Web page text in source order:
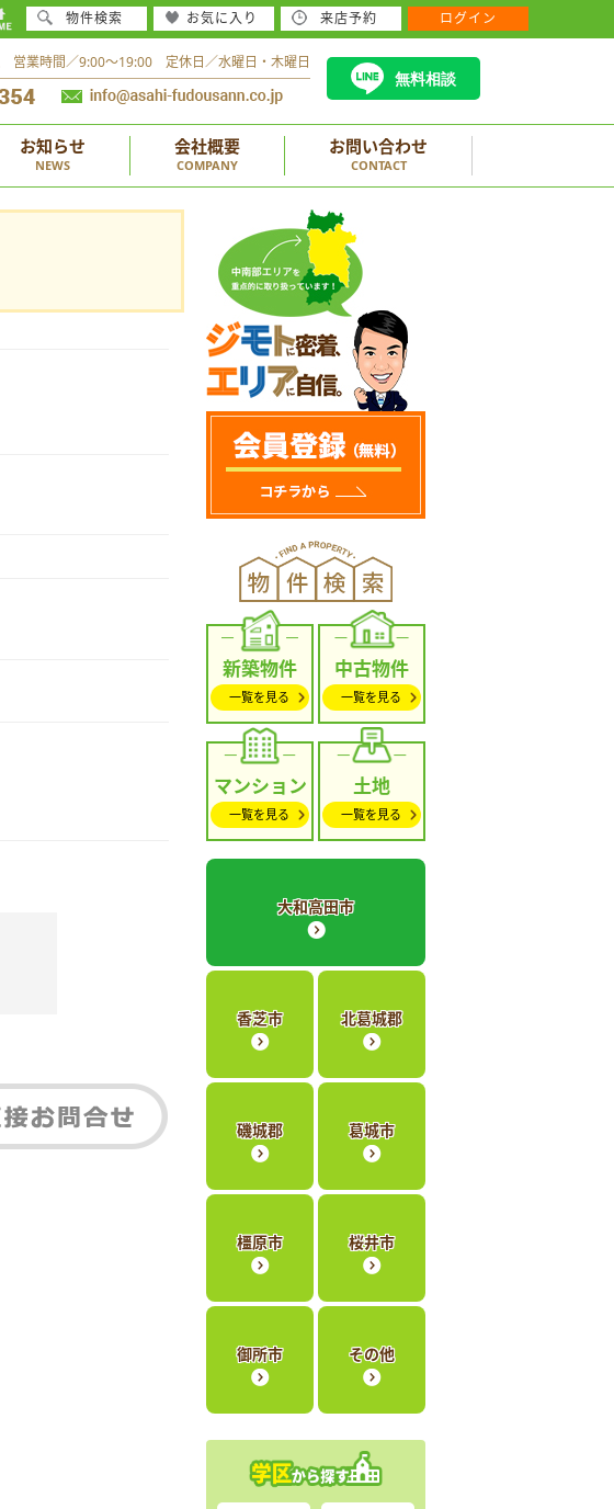
営業時間／9:00～19:00 定休日／水曜日・木曜日
無料相談
お知らせ
NEWS
会社概要
COMPANY
お問い合わせ
CONTACT
新築物件
一覧を見る
中古物件
一覧を見る
マンション
一覧を見る
土地
一覧を見る
大和高田市
香芝市 北葛城郡
磯城郡 葛城市
橿原市 桜井市
御所市 その他
物件検索 お気に入り 来店予約 ログイン